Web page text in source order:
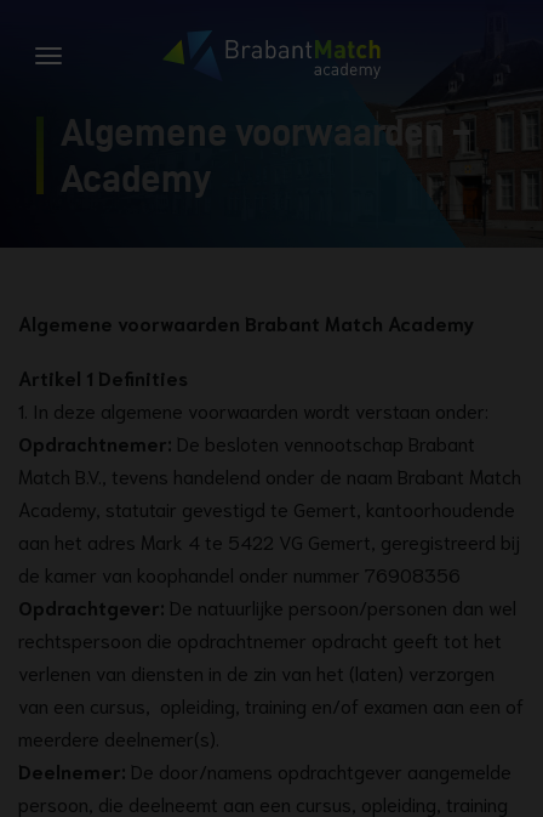
Algemene voorwaarden –
Academy
Algemene voorwaarden Brabant Match Academy
Artikel 1 Definities
1. In deze algemene voorwaarden wordt verstaan onder:
Opdrachtnemer: De besloten vennootschap Brabant
Match B.V., tevens handelend onder de naam Brabant Match
Academy, statutair gevestigd te Gemert, kantoorhoudende
aan het adres Mark 4 te 5422 VG Gemert, geregistreerd bij
de kamer van koophandel onder nummer 76908356
Opdrachtgever: De natuurlijke persoon/personen dan wel
rechtspersoon die opdrachtnemer opdracht geeft tot het
verlenen van diensten in de zin van het (laten) verzorgen
van een cursus, opleiding, training en/of examen aan een of
meerdere deelnemer(s).
Deelnemer: De door/namens opdrachtgever aangemelde
persoon, die deelneemt aan een cursus, opleiding, training